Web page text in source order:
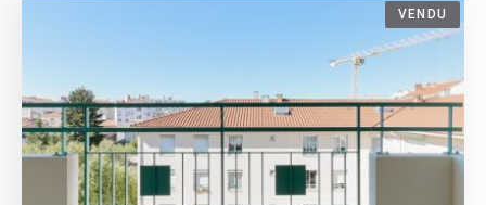
VENDU